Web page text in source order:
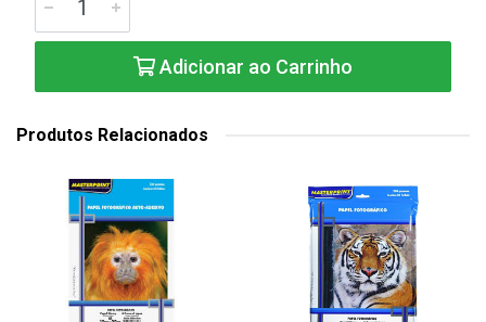
Adicionar ao Carrinho
Produtos Relacionados